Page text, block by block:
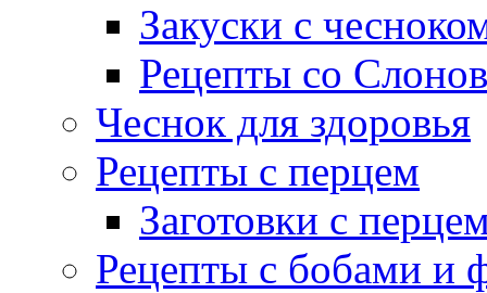
Закуски с
Рецепты со
Чеснок для здоровья
Рецепты с перцем
Заготовки с
Рецепты с бобами и